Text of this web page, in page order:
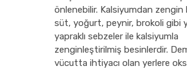
önlenebilir. Kalsiyumdan zengin
süt, yoğurt, peynir, brokoli gibi
yapraklı sebzeler ile kalsiyumla
zenginleştirilmiş besinlerdir.
vücutta ihtiyacı olan yerlere